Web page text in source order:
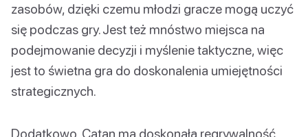
zasobów, dzięki czemu młodzi gracze mogą uczyć
się podczas gry. Jest też mnóstwo miejsca na
podejmowanie decyzji i myślenie taktyczne, więc
jest to świetna gra do doskonalenia umiejętności
strategicznych.
Dodatkowo, Catan ma doskonałą regrywalność